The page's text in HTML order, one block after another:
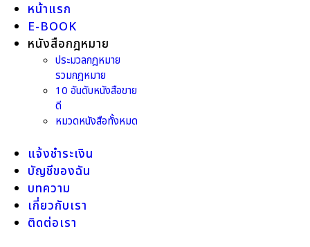
หน้าแรก
E-BOOK
หนังสือกฎหมาย
ประมวลกฎหมาย
รวมกฎหมาย
10 อันดับหนังสือขาย
ดี
หมวดหนังสือทั้งหมด
แจ้งชำระเงิน
บัญชีของฉัน
บทความ
เกี่ยวกับเรา
ติดต่อเรา